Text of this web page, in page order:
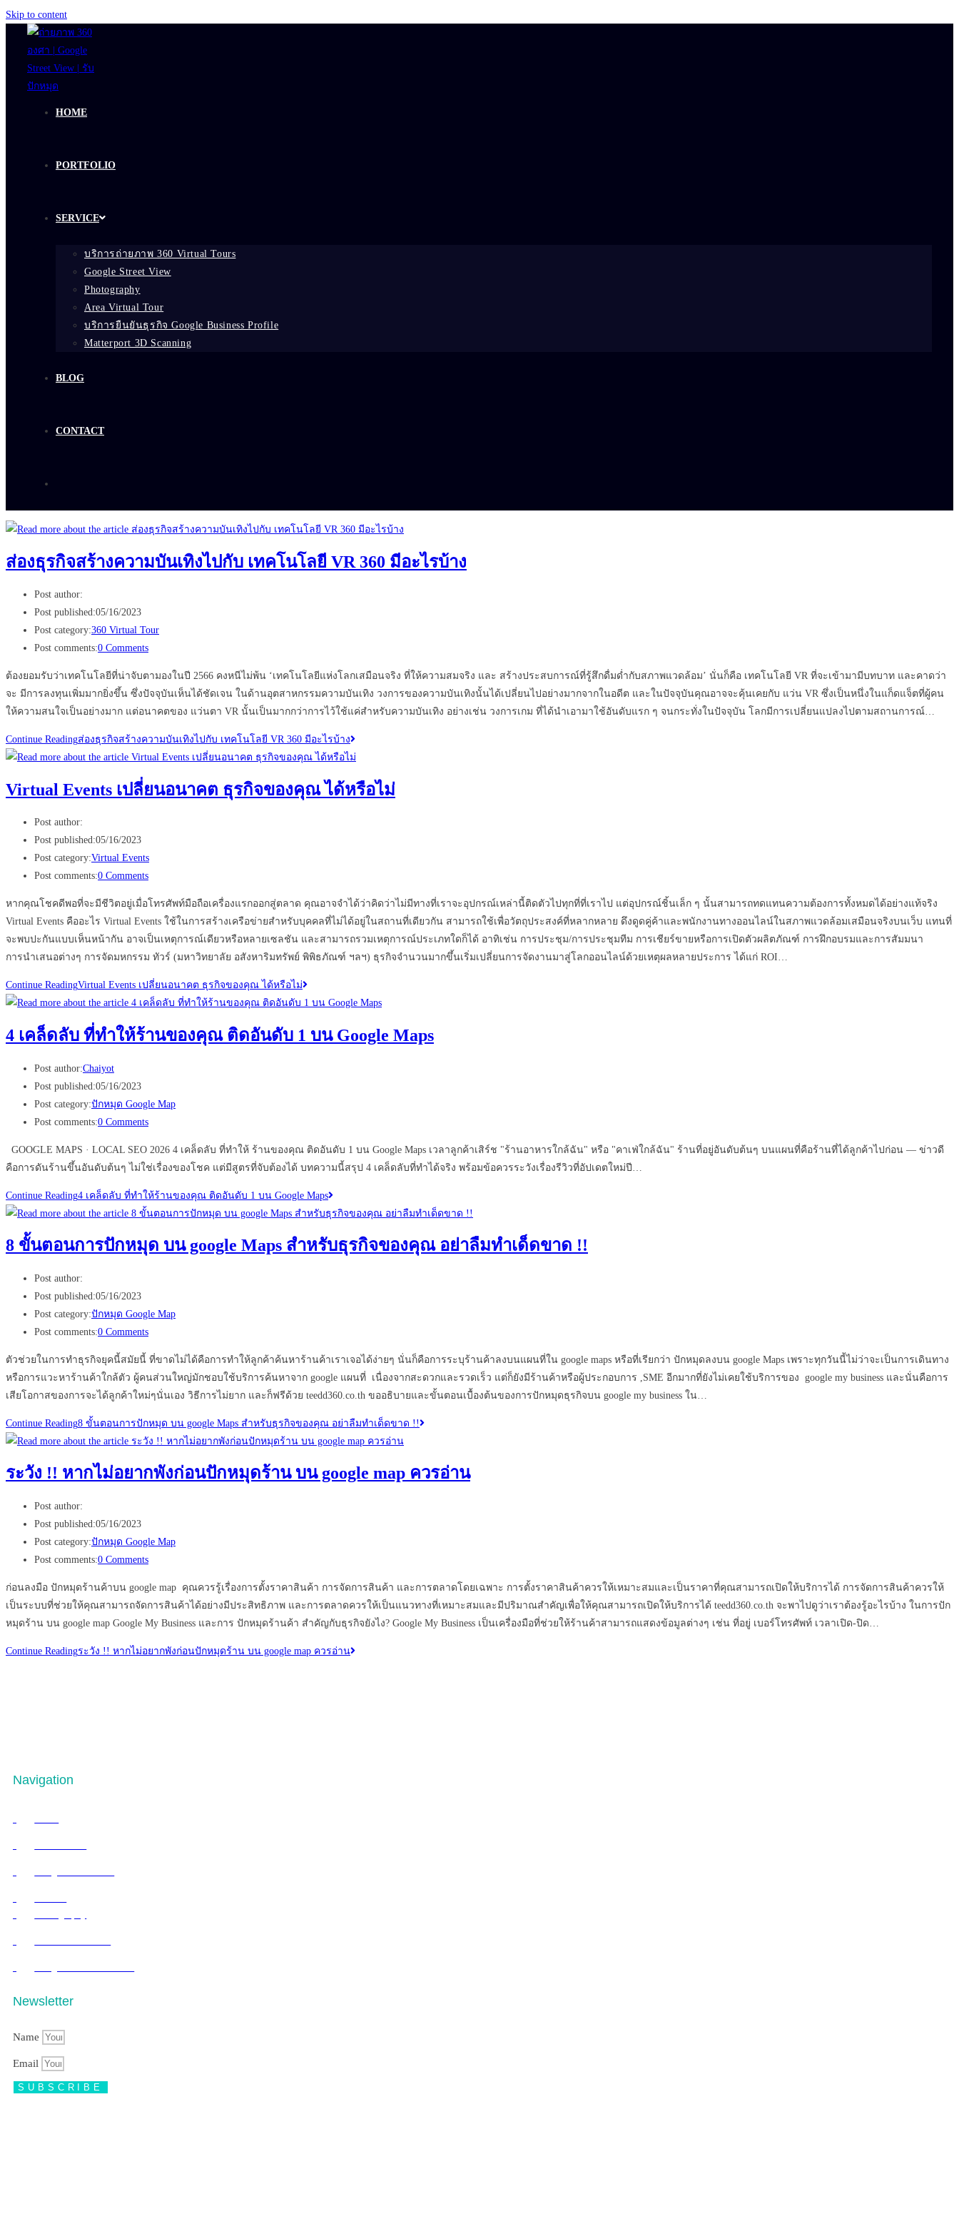
Skip to content
HOME
PORTFOLIO
SERVICE
บริการถ่ายภาพ 360 Virtual Tours
Google Street View
Photography
Area Virtual Tour
บริการยืนยันธุรกิจ Google Business Profile
Matterport 3D Scanning
BLOG
CONTACT
ส่องธุรกิจสร้างความบันเทิงไปกับ เทคโนโลยี VR 360 มีอะไรบ้าง
Post author:
Post published:05/16/2023
Post category:360 Virtual Tour
Post comments:0 Comments
ต้องยอมรับว่าเทคโนโลยีที่น่าจับตามองในปี 2566 คงหนีไม่พ้น ‘เทคโนโลยีแห่งโลกเสมือนจริง ที่ให้ความสมจริง และ สร้างประสบการณ์ที่รู้สึกดื่มด่ำกับสภาพแวดล้อม’ นั่นก็คือ เทคโนโลยี VR ที่จะเข้ามามีบทบาท และคาดว่า
จะ มีการลงทุนเพิ่มมากยิ่งขึ้น ซึ่งปัจจุบันเห็นได้ชัดเจน ในด้านอุตสาหกรรมความบันเทิง วงการของความบันเทิงนั้นได้เปลี่ยนไปอย่างมากจากในอดีต และในปัจจุบันคุณอาจจะคุ้นเคยกับ แว่น VR ซึ่งเป็นหนึ่งในแก็ดแจ็ตที่ผู้คน
ให้ความสนใจเป็นอย่างมาก แต่อนาคตของ แว่นตา VR นั้นเป็นมากกว่าการไว้ใช้แค่สำหรับความบันเทิง อย่างเช่น วงการเกม ที่ได้นำเอามาใช้อันดับแรก ๆ จนกระทั่งในปัจจุบัน โลกมีการเปลี่ยนแปลงไปตามสถานการณ์…
Continue Readingส่องธุรกิจสร้างความบันเทิงไปกับ เทคโนโลยี VR 360 มีอะไรบ้าง
Virtual Events เปลี่ยนอนาคต ธุรกิจของคุณ ได้หรือไม่
Post author:
Post published:05/16/2023
Post category:Virtual Events
Post comments:0 Comments
หากคุณโชคดีพอที่จะมีชีวิตอยู่เมื่อโทรศัพท์มือถือเครื่องแรกออกสู่ตลาด คุณอาจจำได้ว่าคิดว่าไม่มีทางที่เราจะอุปกรณ์เหล่านี้ติดตัวไปทุกที่ที่เราไป แต่อุปกรณ์ชิ้นเล็ก ๆ นั้นสามารถทดแทนความต้องการทั้งหมดได้อย่างแท้จริง
Virtual Events คืออะไร Virtual Events ใช้ในการสร้างเครือข่ายสำหรับบุคคลที่ไม่ได้อยู่ในสถานที่เดียวกัน สามารถใช้เพื่อวัตถุประสงค์ที่หลากหลาย ดึงดูดคู่ค้าและพนักงานทางออนไลน์ในสภาพแวดล้อมเสมือนจริงบนเว็บ แทนที่
จะพบปะกันแบบเห็นหน้ากัน อาจเป็นเหตุการณ์เดียวหรือหลายเซลชัน และสามารถรวมเหตุการณ์ประเภทใดก็ได้ อาทิเช่น การประชุม/การประชุมทีม การเชียร์ขายหรือการเปิดตัวผลิตภัณฑ์ การฝึกอบรมและการสัมมนา
การนำเสนอต่างๆ การจัดมหกรรม ทัวร์ (มหาวิทยาลัย อสังหาริมทรัพย์ พิพิธภัณฑ์ ฯลฯ) ธุรกิจจำนวนมากขึ้นเริ่มเปลี่ยนการจัดงานมาสู่โลกออนไลน์ด้วยเหตุผลหลายประการ ได้แก่ ROI…
Continue ReadingVirtual Events เปลี่ยนอนาคต ธุรกิจของคุณ ได้หรือไม่
4 เคล็ดลับ ที่ทำให้ร้านของคุณ ติดอันดับ 1 บน Google Maps
Post author:Chaiyot
Post published:05/16/2023
Post category:ปักหมุด Google Map
Post comments:0 Comments
GOOGLE MAPS · LOCAL SEO 2026 4 เคล็ดลับ ที่ทำให้ ร้านของคุณ ติดอันดับ 1 บน Google Maps เวลาลูกค้าเสิร์ช "ร้านอาหารใกล้ฉัน" หรือ "คาเฟ่ใกล้ฉัน" ร้านที่อยู่อันดับต้นๆ บนแผนที่คือร้านที่ได้ลูกค้าไปก่อน — ข่าวดี
คือการดันร้านขึ้นอันดับต้นๆ ไม่ใช่เรื่องของโชค แต่มีสูตรที่จับต้องได้ บทความนี้สรุป 4 เคล็ดลับที่ทำได้จริง พร้อมข้อควรระวังเรื่องรีวิวที่อัปเดตใหม่ปี…
Continue Reading4 เคล็ดลับ ที่ทำให้ร้านของคุณ ติดอันดับ 1 บน Google Maps
8 ขั้นตอนการปักหมุด บน google Maps สำหรับธุรกิจของคุณ อย่าลืมทำเด็ดขาด !!
Post author:
Post published:05/16/2023
Post category:ปักหมุด Google Map
Post comments:0 Comments
ตัวช่วยในการทำธุรกิจยุคนี้สมัยนี้ ที่ขาดไม่ได้คือการทำให้ลูกค้าค้นหาร้านค้าเราเจอได้ง่ายๆ นั่นก็คือการระบุร้านค้าลงบนแผนที่ใน google maps หรือที่เรียกว่า ปักหมุดลงบน google Maps เพราะทุกวันนี้ไม่ว่าจะเป็นการเดินทาง
หรือการแวะหาร้านค้าใกล้ตัว ผู้คนส่วนใหญ่มักชอบใช้บริการค้นหาจาก google แผนที่ เนื่องจากสะดวกและรวดเร็ว แต่ก็ยังมีร้านค้าหรือผู้ประกอบการ ,SME อีกมากที่ยังไม่เคยใช้บริการของ google my business และนั่นคือการ
เสียโอกาสของการจะได้ลูกค้าใหม่ๆนั่นเอง วิธีการไม่ยาก และก็ฟรีด้วย teedd360.co.th ขออธิบายและขั้นตอนเบื้องต้นของการปักหมุดธุรกิจบน google my business ใน…
Continue Reading8 ขั้นตอนการปักหมุด บน google Maps สำหรับธุรกิจของคุณ อย่าลืมทำเด็ดขาด !!
ระวัง !! หากไม่อยากพังก่อนปักหมุดร้าน บน google map ควรอ่าน
Post author:
Post published:05/16/2023
Post category:ปักหมุด Google Map
Post comments:0 Comments
ก่อนลงมือ ปักหมุดร้านค้าบน google map คุณควรรู้เรื่องการตั้งราคาสินค้า การจัดการสินค้า และการตลาดโดยเฉพาะ การตั้งราคาสินค้าควรให้เหมาะสมและเป็นราคาที่คุณสามารถเปิดให้บริการได้ การจัดการสินค้าควรให้
เป็นระบบที่ช่วยให้คุณสามารถจัดการสินค้าได้อย่างมีประสิทธิภาพ และการตลาดควรให้เป็นแนวทางที่เหมาะสมและมีปริมาณสำคัญเพื่อให้คุณสามารถเปิดให้บริการได้ teedd360.co.th จะพาไปดูว่าเราต้องรู้อะไรบ้าง ในการปัก
หมุดร้าน บน google map Google My Business และการ ปักหมุดร้านค้า สำคัญกับธุรกิจยังไง? Google My Business เป็นเครื่องมือที่ช่วยให้ร้านค้าสามารถแสดงข้อมูลต่างๆ เช่น ที่อยู่ เบอร์โทรศัพท์ เวลาเปิด-ปิด…
Continue Readingระวัง !! หากไม่อยากพังก่อนปักหมุดร้าน บน google map ควรอ่าน
Navigation
Newsletter
Name
Email
SUBSCRIBE